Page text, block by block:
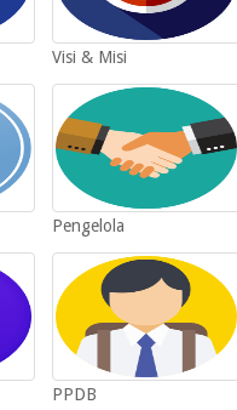
Visi & Misi
Pengelola
PPDB